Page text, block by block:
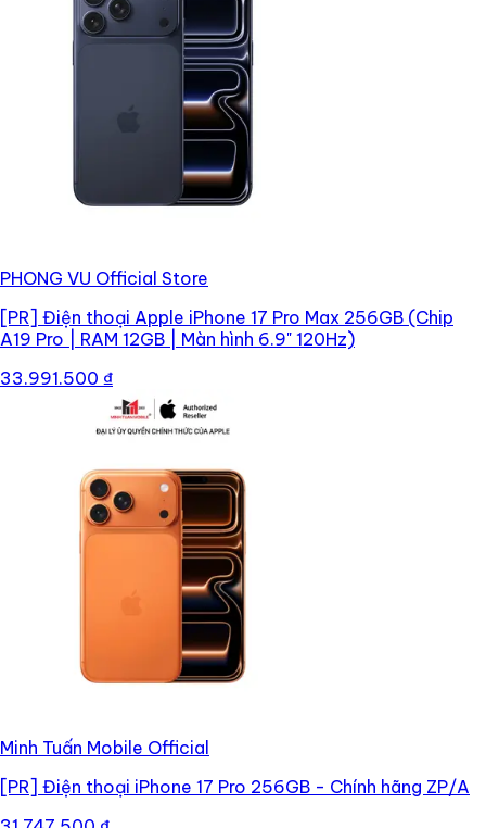
PHONG VU Official Store
[PR] Điện thoại Apple iPhone 17 Pro Max 256GB (Chip
A19 Pro | RAM 12GB | Màn hình 6.9" 120Hz)
33.991.500 ₫
Minh Tuấn Mobile Official
[PR] Điện thoại iPhone 17 Pro 256GB - Chính hãng ZP/A